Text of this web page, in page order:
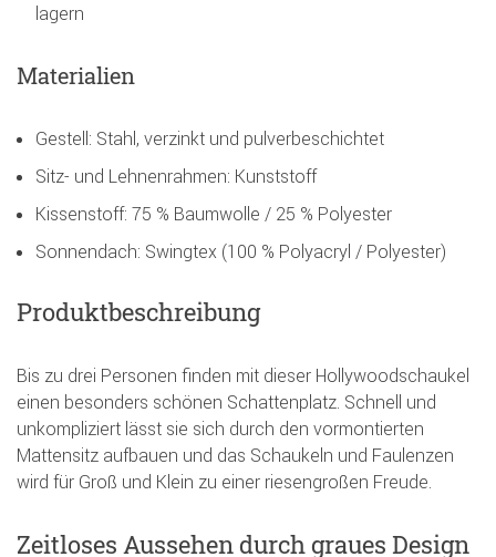
lagern
Materialien
Gestell: Stahl, verzinkt und pulverbeschichtet
Sitz- und Lehnenrahmen: Kunststoff
Kissenstoff: 75 % Baumwolle / 25 % Polyester
Sonnendach: Swingtex (100 % Polyacryl / Polyester)
Produktbeschreibung
Bis zu drei Personen finden mit dieser Hollywoodschaukel
einen besonders schönen Schattenplatz. Schnell und
unkompliziert lässt sie sich durch den vormontierten
Mattensitz aufbauen und das Schaukeln und Faulenzen
wird für Groß und Klein zu einer riesengroßen Freude.
Zeitloses Aussehen durch graues Design